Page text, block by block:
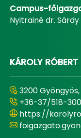
Campus-
Nyitrainé dr.
KÁROLY
3200
+36-37/518-300
https://